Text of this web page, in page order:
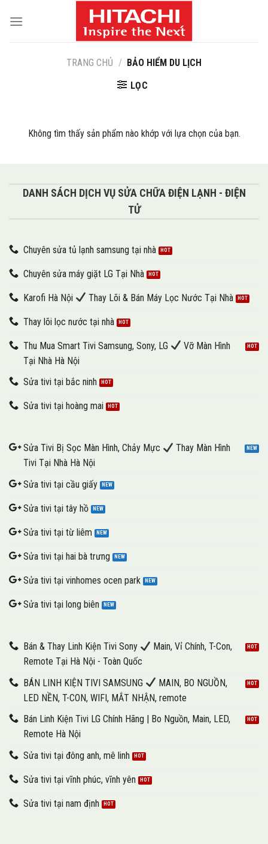
TRANG CHỦ / BẢO HIỂM DU LỊCH
LỌC
Không tìm thấy sản phẩm nào khớp với lựa chọn của bạn.
DANH SÁCH DỊCH VỤ SỬA CHỮA ĐIỆN LẠNH - ĐIỆN
TỬ
Chuyên sửa tủ lạnh samsung tại nhà
Chuyên sửa máy giặt LG Tại Nhà
Karofi Hà Nội Thay Lõi & Bán Máy Lọc Nước Tại Nhà
Thay lõi lọc nước tại nhà
Thu Mua Smart Tivi Samsung, Sony, LG
Vỡ Màn Hình
Tại Nhà Hà Nội
Sửa tivi tại bắc ninh
Sửa tivi tại hoàng mai
Sửa Tivi Bị Sọc Màn Hình, Chảy Mực
Thay Màn Hình
Tivi Tại Nhà Hà Nội
Sửa tivi tại cầu giấy
Sửa tivi tại tây hồ
Sửa tivi tại từ liêm
Sửa tivi tại hai bà trưng
Sửa tivi tại vinhomes ocen park
Sửa tivi tại long biên
Bán & Thay Linh Kiện Tivi Sony
Main, Vỉ Chính, T-Con,
Remote Tại Hà Nội - Toàn Quốc
BÁN LINH KIỆN TIVI SAMSUNG
MAIN, BO NGUỒN,
LED NỀN, T-CON, WIFI, MẮT NHẬN, remote
Bán Linh Kiện Tivi LG Chính Hãng | Bo Nguồn, Main, LED,
Remote Hà Nội
Sửa tivi tại đông anh, mê linh
Sửa tivi tại vĩnh phúc, vĩnh yên
Sửa tivi tại nam định